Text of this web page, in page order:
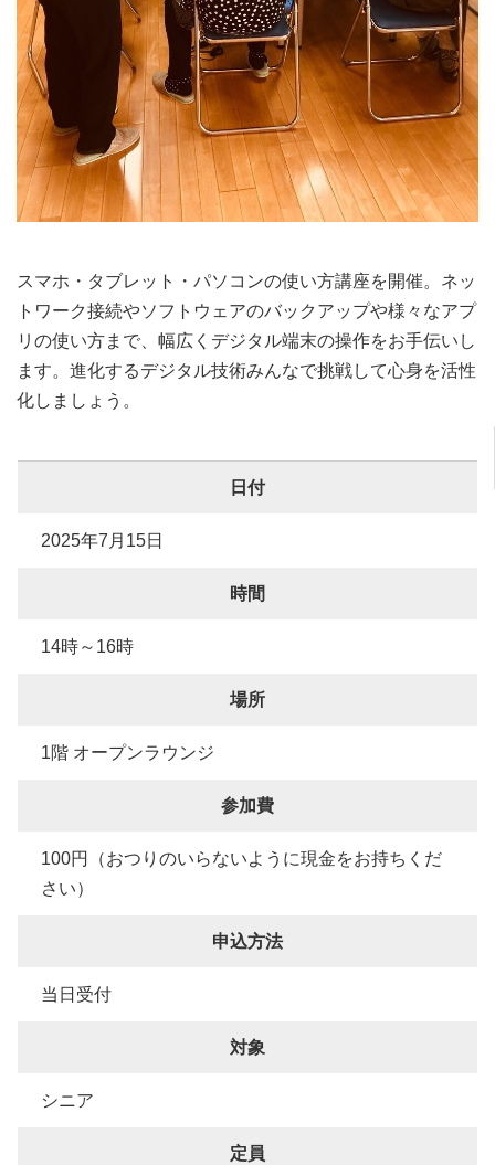
スマホ・タブレット・パソコンの使い方講座を開催。ネッ
トワーク接続やソフトウェアのバックアップや様々なアプ
リの使い方まで、幅広くデジタル端末の操作をお手伝いし
ます。進化するデジタル技術みんなで挑戦して心身を活性
化しましょう。
日付
2025年7月15日
時間
14時～16時
場所
1階 オープンラウンジ
参加費
100円（おつりのいらないように現金をお持ちくだ
さい）
申込方法
当日受付
対象
シニア
定員